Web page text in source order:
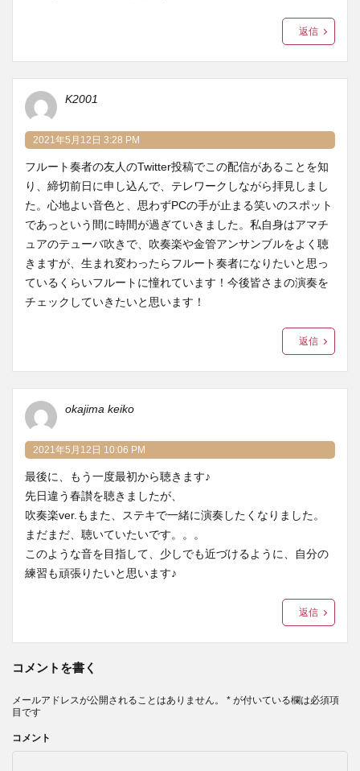
返信
K2001
2021年5月12日 3:28 PM
フルート奏者の友人のTwitter投稿でこの配信があることを知
り、締切前日に申し込んで、テレワークしながら拝見しまし
た。心地よい音色と、思わずPCの手が止まる笑いのスポット
であっという間に時間が過ぎていきました。私自身はアマチ
ュアのテューバ吹きで、吹奏楽や金管アンサンブルをよく聴
きますが、生まれ変わったらフルート奏者になりたいと思っ
ているくらいフルートに憧れています！今後皆さまの演奏を
チェックしていきたいと思います！
返信
okajima keiko
2021年5月12日 10:06 PM
最後に、もう一度最初から聴きます♪
先日違う春讃を聴きましたが、
吹奏楽ver.もまた、ステキで一緒に演奏したくなりました。
まだまだ、聴いていたいです。。。
このような音を目指して、少しでも近づけるように、自分の
練習も頑張りたいと思います♪
返信
コメントを書く
メールアドレスが公開されることはありません。 * が付いている欄は必須項
目です
コメント